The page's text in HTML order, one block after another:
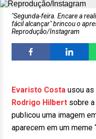
"Segunda-feira. Encare a
fácil alcançar" brincou o
Reprodução/Instagram
Evaristo Costa usou
Rodrigo Hilbert sobre
publicou uma imagem
aparecem em um meme